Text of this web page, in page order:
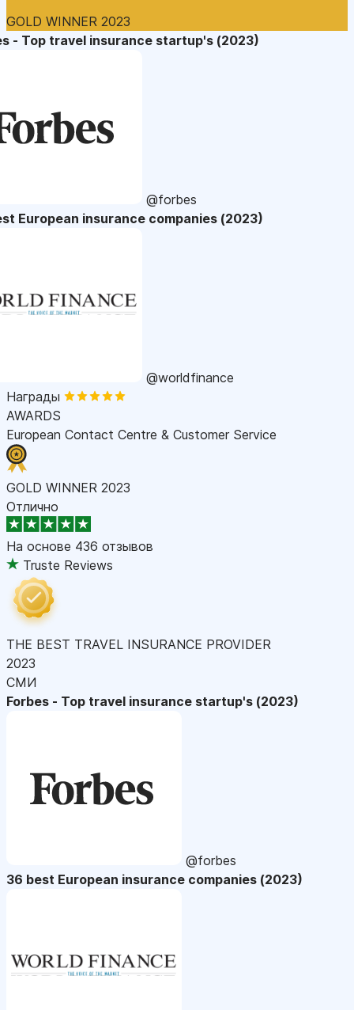
GOLD WINNER 2023
- Top travel insurance startup's (2023)
@forbes
European insurance companies (2023)
@worldfinance
Награды
AWARDS
European Contact Centre & Customer Service
GOLD WINNER 2023
Отлично
На основе 436 отзывов
Truste Reviews
THE BEST TRAVEL INSURANCE PROVIDER
2023
СМИ
Forbes - Top travel insurance startup's (2023)
@forbes
36 best European insurance companies (2023)